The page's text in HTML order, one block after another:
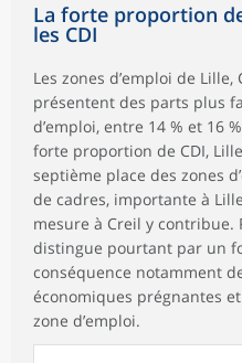
La forte proportion
les CDI
Les zones d’emploi de
présentent des parts plus
d’emploi, entre 14 % et 16
forte proportion de CDI,
septième place des zones
de cadres, importante à
mesure à Creil y contribue.
distingue pourtant par un
conséquence notamment
économiques prégnantes
zone d’emploi.